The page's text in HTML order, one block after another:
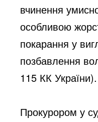
вчинення
особливою
покарання у
позбавлення
115 КК України).
Прокурором у